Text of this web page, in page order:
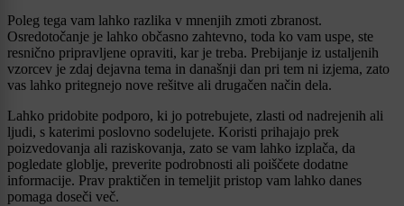
Poleg tega vam lahko razlika v mnenjih zmoti zbranost.
Osredotočanje je lahko občasno zahtevno, toda ko vam uspe, ste
resnično pripravljene opraviti, kar je treba. Prebijanje iz ustaljenih
vzorcev je zdaj dejavna tema in današnji dan pri tem ni izjema, zato
vas lahko pritegnejo nove rešitve ali drugačen način dela.
Lahko pridobite podporo, ki jo potrebujete, zlasti od nadrejenih ali
ljudi, s katerimi poslovno sodelujete. Koristi prihajajo prek
poizvedovanja ali raziskovanja, zato se vam lahko izplača, da
pogledate globlje, preverite podrobnosti ali poiščete dodatne
informacije. Prav praktičen in temeljit pristop vam lahko danes
pomaga doseči več.